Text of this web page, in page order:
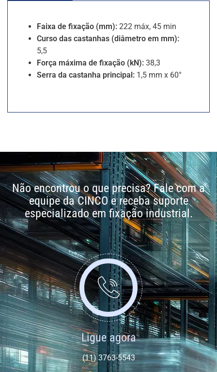
Faixa de fixação (mm): 222 máx, 45 min
Curso das castanhas (diâmetro em mm):
5,5
Força máxima de fixação (kN): 38,3
Serra da castanha principal: 1,5 mm x 60°
Não encontrou o que precisa? Fale com a
equipe da CINCO e receba suporte
especializado em fixação industrial.
Ligue agora
(11) 3763-5543